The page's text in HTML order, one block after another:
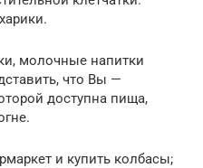
молочные напитки
что Вы —
доступна пища,
и купить колбасы;